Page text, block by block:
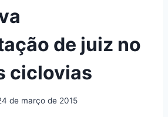
de juiz no
ciclovias
de março de 2015